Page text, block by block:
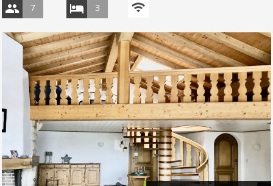
7 3